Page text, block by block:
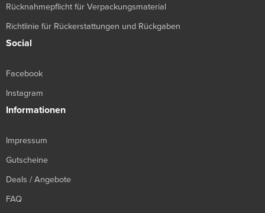
Rücknahmepflicht für Verpackungsmaterial
Richtlinie für Rückerstattungen und Rückgaben
Social
Facebook
Instagram
Informationen
Impressum
Gutscheine
Deals / Angebote
FAQ